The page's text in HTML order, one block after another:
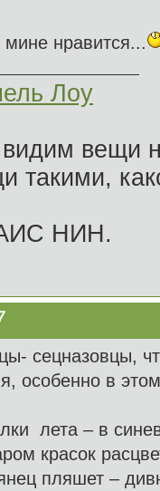
мине нравится...
Лоу
вещи
такими,
НИН.
сецназовцы,
особенно в
лета – в
красок
пляшет –